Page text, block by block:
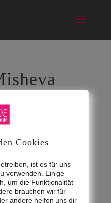
Cookies
ist es für uns
verwenden. Einige
um die Funktionalität
brauchen wir für
andere helfen uns dir